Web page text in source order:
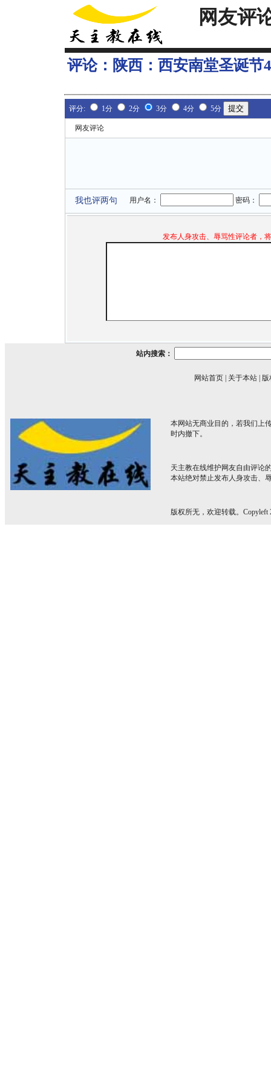
网友评
评论： 陕西：西安南堂圣诞节
评分: 1分 2分 3分 4分 5分
网友评论
我也评两句 用户名： 密码：
发布人身攻击、辱骂性评论者，
站内搜索：
网站首页 关于本站 版
本网站无商业目的，若我们上
时内撤下。
天主教在线维护网友自由评论
本站绝对禁止发布人身攻击、
版权所无，欢迎转载。